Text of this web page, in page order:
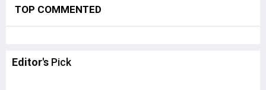
TOP COMMENTED
Editor's Pick